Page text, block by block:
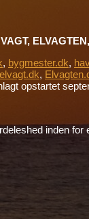
, bygmester.dk,
elvagt.dk,
opstartet
inden for